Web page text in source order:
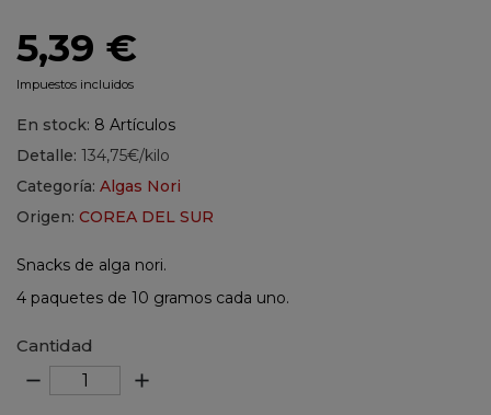
5,39 €
Impuestos incluidos
En stock: 8 Artículos
Detalle: 134,75€/kilo
Categoría: Algas Nori
Origen: COREA DEL SUR
Snacks de alga nori.
4 paquetes de 10 gramos cada uno.
Cantidad
remove add